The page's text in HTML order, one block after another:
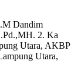
Dandim
2. Ka
Utara, AKBP
Utara,